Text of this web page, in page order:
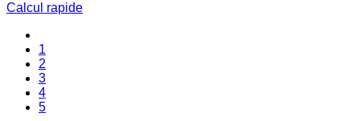
Calcul rapide
1
2
3
4
5